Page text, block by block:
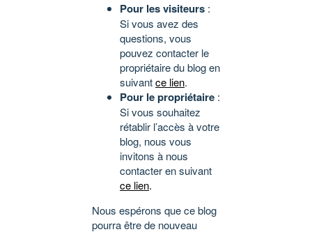
Pour les visiteurs :
Si vous avez des
questions, vous
pouvez contacter le
propriétaire du blog en
suivantce lien.
Pour le propriétaire :
Si vous souhaitez
rétablir l’accès à votre
blog, nous vous
invitons à nous
contacter en suivant
ce lien.
Nous espérons que ce blog
pourra être de nouveau